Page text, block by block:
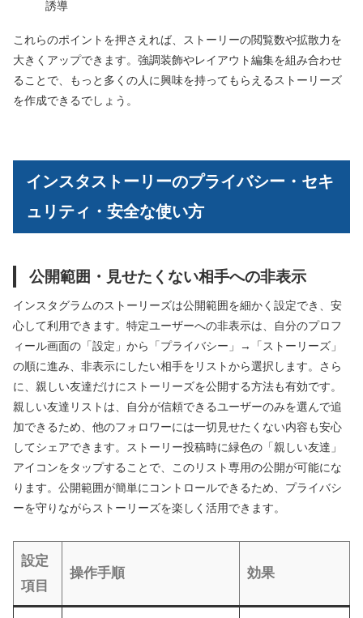
誘導
これらのポイントを押さえれば、ストーリーの閲覧数や拡散力を
大きくアップできます。強調装飾やレイアウト編集を組み合わせ
ることで、もっと多くの人に興味を持ってもらえるストーリーズ
を作成できるでしょう。
インスタストーリーのプライバシー・セキ
ュリティ・安全な使い方
公開範囲・見せたくない相手への非表示
インスタグラムのストーリーズは公開範囲を細かく設定でき、安
心して利用できます。特定ユーザーへの非表示は、自分のプロフ
ィール画面の「設定」から「プライバシー」→「ストーリーズ」
の順に進み、非表示にしたい相手をリストから選択します。さら
に、親しい友達だけにストーリーズを公開する方法も有効です。
親しい友達リストは、自分が信頼できるユーザーのみを選んで追
加できるため、他のフォロワーには一切見せたくない内容も安心
してシェアできます。ストーリー投稿時に緑色の「親しい友達」
アイコンをタップすることで、このリスト専用の公開が可能にな
ります。公開範囲が簡単にコントロールできるため、プライバシ
ーを守りながらストーリーズを楽しく活用できます。
設定
項目
操作手順 効果